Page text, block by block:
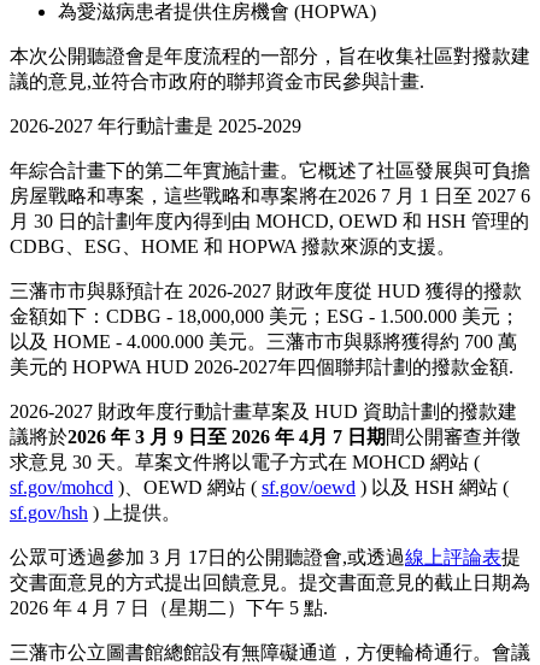
為愛滋病患者提供住房機會 (HOPWA)
本次公開聽證會是年度流程的一部分，旨在收集社區對撥款建
議的意見,並符合市政府的聯邦資金市民參與計畫.
2026-2027 年行動計畫是 2025-2029
年綜合計畫下的第二年實施計畫。它概述了社區發展與可負擔
房屋戰略和專案，這些戰略和專案將在2026 7 月 1 日至 2027 6
月 30 日的計劃年度內得到由 MOHCD, OEWD 和 HSH 管理的
CDBG、ESG、HOME 和 HOPWA 撥款來源的支援。
三藩市市與縣預計在 2026-2027 財政年度從 HUD 獲得的撥款
金額如下：CDBG - 18,000,000 美元；ESG - 1.500.000 美元；
以及 HOME - 4.000.000 美元。三藩市市與縣將獲得約 700 萬
美元的 HOPWA HUD 2026-2027年四個聯邦計劃的撥款金額.
2026-2027 財政年度行動計畫草案及 HUD 資助計劃的撥款建
議將於2026 年 3 月 9 日至 2026 年 4月 7 日期 間公開審查并徵
求意見 30 天。草案文件將以電子方式在 MOHCD 網站 (
sf.gov/mohcd )、OEWD 網站 ( sf.gov/oewd ) 以及 HSH 網站 (
sf.gov/hsh ) 上提供。
公眾可透過參加 3 月 17日的公開聽證會,或透過線上評論表提
交書面意見的方式提出回饋意見。提交書面意見的截止日期為
2026 年 4 月 7 日（星期二）下午 5 點.
三藩市公立圖書館總館設有無障礙通道，方便輪椅通行。會議